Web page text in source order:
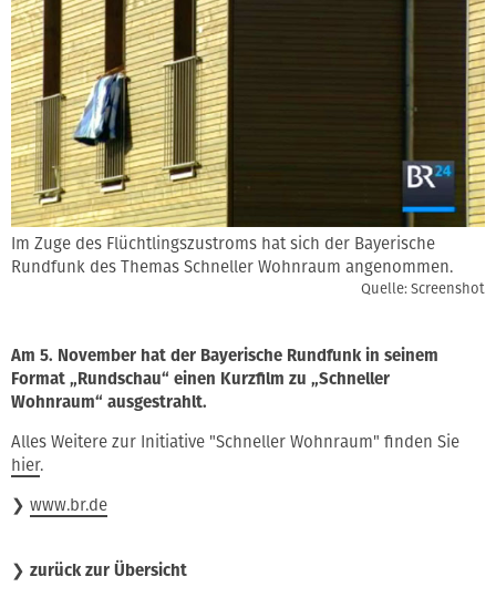
Im Zuge des Flüchtlingszustroms hat sich der Bayerische
Rundfunk des Themas Schneller Wohnraum angenommen.
Quelle: Screenshot
Am 5. November hat der Bayerische Rundfunk in seinem
Format „Rundschau“ einen Kurzfilm zu „Schneller
Wohnraum“ ausgestrahlt.
Alles Weitere zur Initiative "Schneller Wohnraum" finden Sie
hier.
❯ www.br.de
❯ zurück zur Übersicht